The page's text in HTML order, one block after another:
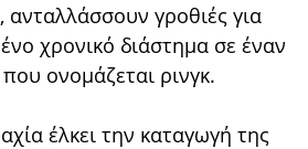
γροθιές για
χρονικό διάστημα σε έναν
ονομάζεται ρινγκ.
έλκει την καταγωγή της